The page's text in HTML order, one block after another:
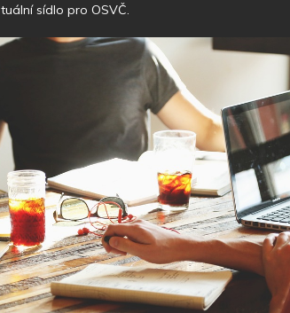
sídlo pro OSVČ.